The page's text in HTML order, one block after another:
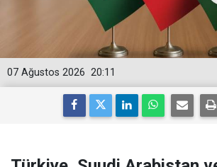
20:11
07 Ağustos 2026